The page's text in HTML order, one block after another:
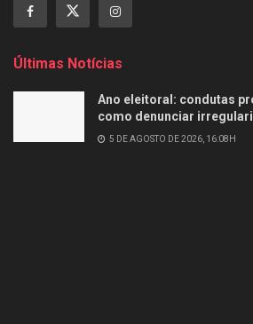
Últimas Notícias
Ano eleitoral: condutas
como denunciar
5 DE AGOSTO DE 2026, 16:08H